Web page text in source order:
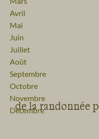
Avril
Mai
Juin
Juillet
Août
Septembre
Octobre
Novembre
Décembre
de la randonnée